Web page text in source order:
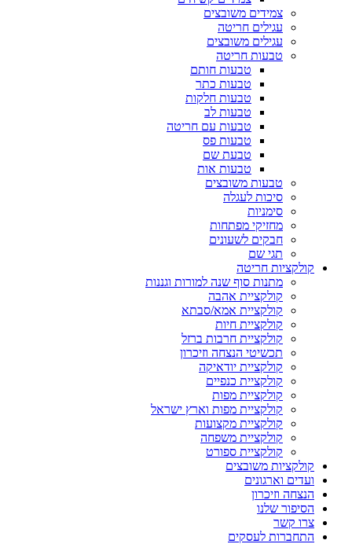
צמידים משובצים
עגילים חריטה
עגילים משובצים
טבעות חריטה
טבעות חותם
טבעות כתר
טבעות חלקות
טבעות לב
טבעות עם חריטה
טבעות פס
טבעת שם
טבעות אות
טבעות משובצים
סיכות לעגלה
סימניות
מחזיקי מפתחות
חבקים לשעונים
תגי שם
קולקציות חריטה
מתנות סוף שנה למורות וגננות
קולקציית אהבה
קולקציית אמא/סבתא
קולקציית חיות
קולקציית חרבות ברזל
תכשיטי הנצחה וזיכרון
קולקציית יודאיקה
קולקציית כנפיים
קולקציית מפות
קולקציית מפות וארץ ישראל
קולקציית מקצועות
קולקציית משפחה
קולקציית ספורט
קולקציות משובצים
ועדים וארגונים
הנצחה וזיכרון
הסיפור שלנו
צרו קשר
התחברות לעסקים